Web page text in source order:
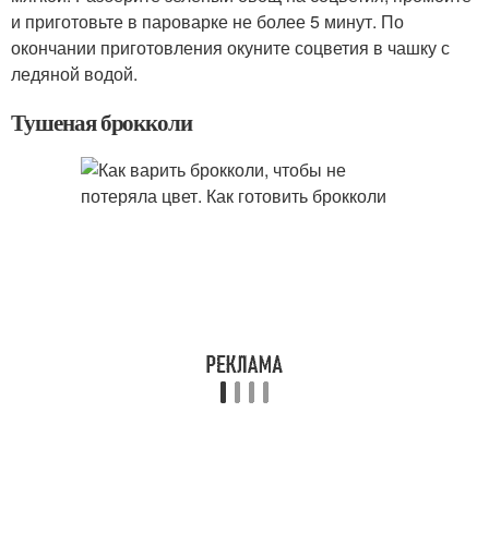
и приготовьте в пароварке не более 5 минут. По
окончании приготовления окуните соцветия в чашку с
ледяной водой.
Тушеная брокколи